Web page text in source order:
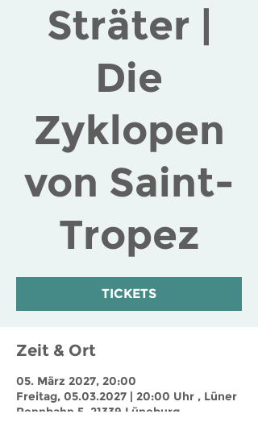
Sträter |
Die
Zyklopen
von Saint-
Tropez
TICKETS
Zeit & Ort
05. März 2027, 20:00
Freitag, 05.03.2027 | 20:00 Uhr , Lüner
Rennbahn 5, 21339 Lüneburg,